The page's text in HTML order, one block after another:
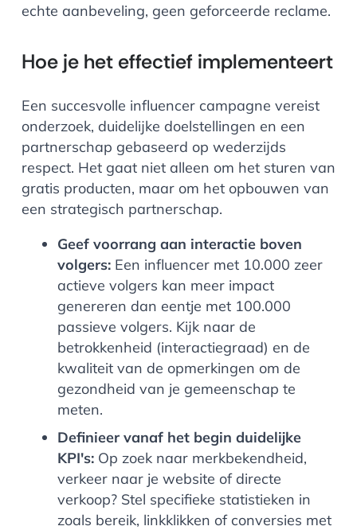
echte aanbeveling, geen geforceerde reclame.
Hoe je het effectief implementeert
Een succesvolle influencer campagne vereist
onderzoek, duidelijke doelstellingen en een
partnerschap gebaseerd op wederzijds
respect. Het gaat niet alleen om het sturen van
gratis producten, maar om het opbouwen van
een strategisch partnerschap.
Geef voorrang aan interactie boven
volgers: Een influencer met 10.000 zeer
actieve volgers kan meer impact
genereren dan eentje met 100.000
passieve volgers. Kijk naar de
betrokkenheid (interactiegraad) en de
kwaliteit van de opmerkingen om de
gezondheid van je gemeenschap te
meten.
Definieer vanaf het begin duidelijke
KPI's: Op zoek naar merkbekendheid,
verkeer naar je website of directe
verkoop? Stel specifieke statistieken in
zoals bereik, linkklikken of conversies met